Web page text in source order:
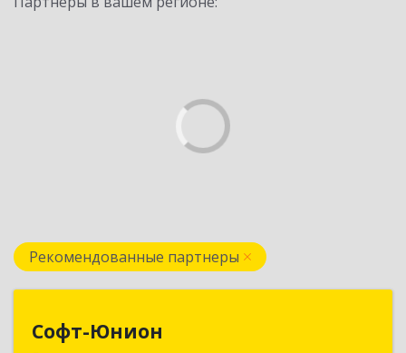
Рекомендованные партнеры
Софт-Юнион